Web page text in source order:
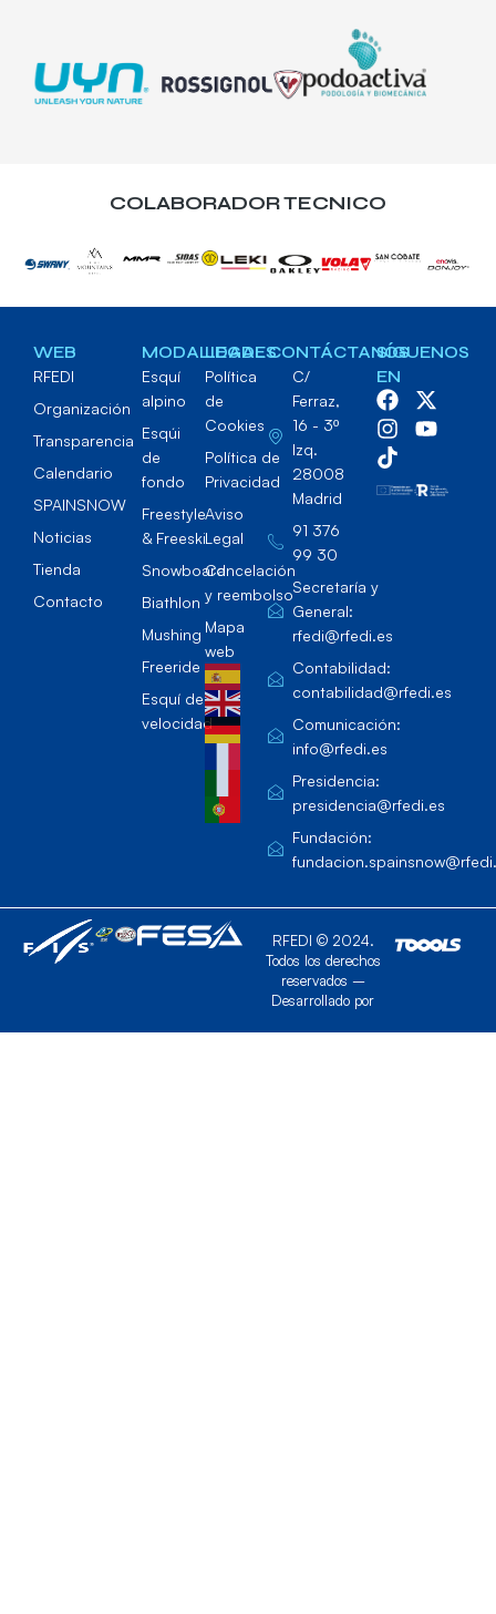
COLABORADOR TECNICO
WEB
RFEDI
Organización
Transparencia
Calendario
SPAINSNOW
Noticias
Tienda
Contacto
MODALIDADES
Esquí
alpino
Esqúi
de
fondo
Freestyle
& Freeski
Snowboard
Biathlon
Mushing
Freeride
Esquí de
velocidad
LEGAL
Política
de
Cookies
Política de
Privacidad
Aviso
Legal
Cancelación
y reembolso
Mapa
web
CONTÁCTANOS
C/
Ferraz,
16 - 3º
Izq.
28008
Madrid
91 376
99 30
Secretaría y
General:
rfedi@rfedi.es
Contabilidad:
contabilidad@rfedi.es
Comunicación:
info@rfedi.es
Presidencia:
presidencia@rfedi.es
Fundación:
SÍGUENOS
EN
RFEDI © 2024.
Todos los derechos
reservados –
Desarrollado por